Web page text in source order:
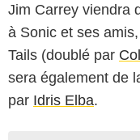
Jim Carrey viendra
à Sonic et ses
Tails (doublé par
sera également de
par Idris Elba.